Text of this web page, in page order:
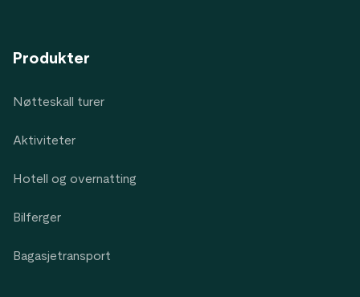
Produkter
Nøtteskall turer
Aktiviteter
Hotell og overnatting
Bilferger
Bagasjetransport